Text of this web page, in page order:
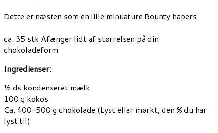
Dette er næsten som en lille minuature Bounty hapers.
ca. 35 stk Afænger lidt af størrelsen på din
chokoladeform
Ingredienser:
½ ds kondenseret mælk
100 g kokos
Ca. 400-500 g chokolade (Lyst eller mørkt, den % du har
lyst til)